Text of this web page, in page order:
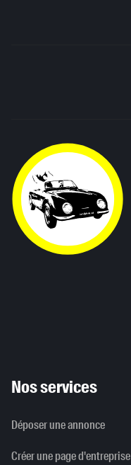
Nos services
Déposer une annonce
Créer une page d'entreprise